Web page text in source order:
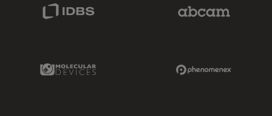
Molecular Devices Link